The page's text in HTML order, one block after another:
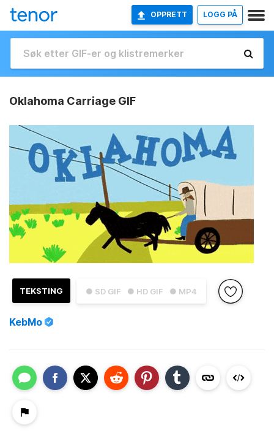
OPPRETT LOGG PÅ
Oklahoma Carriage GIF
● SD GIF ● HD GIF ● MP4
TEKSTING
KebMo